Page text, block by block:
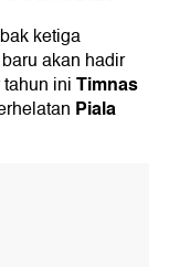
ketiga
akan hadir
iniTimnas
Piala